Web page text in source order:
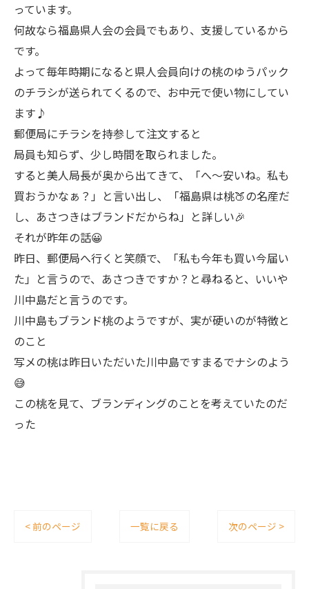
っています。
何故なら福島県人会の会員でもあり、支援しているから
です。
よって毎年時期になると県人会員向けの桃のゆうパック
のチラシが送られてくるので、お中元で使い物にしてい
ます♪
郵便局にチラシを持参して注文すると
局員も知らず、少し時間を取られました。
すると美人局長が奥から出てきて、「へ〜安いね。私も
買おうかなぁ？」と言い出し、「福島県は桃🍑の名産だ
し、あさつきはブランドだからね」と詳しい🎉
それが昨年の話😀
昨日、郵便局へ行くと笑顔で、「私も今年も買い今届い
た」と言うので、あさつきですか？と尋ねると、いいや
川中島だと言うのです。
川中島もブランド桃のようですが、実が硬いのが特徴と
のこと
写メの桃は昨日いただいた川中島ですまるでナシのよう
😅
この桃を見て、ブランディングのことを考えていたのだ
った
< 前のページ 一覧に戻る 次のページ >